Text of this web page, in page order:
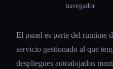
navegador
El panel es parte del runtime
servicio gestionado al que
despliegues autoalojados